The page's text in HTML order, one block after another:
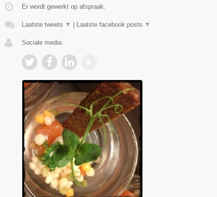
Er wordt gewerkt op afspraak.
Laatste tweets ▼ | Laatste facebook posts ▼
Sociale media: